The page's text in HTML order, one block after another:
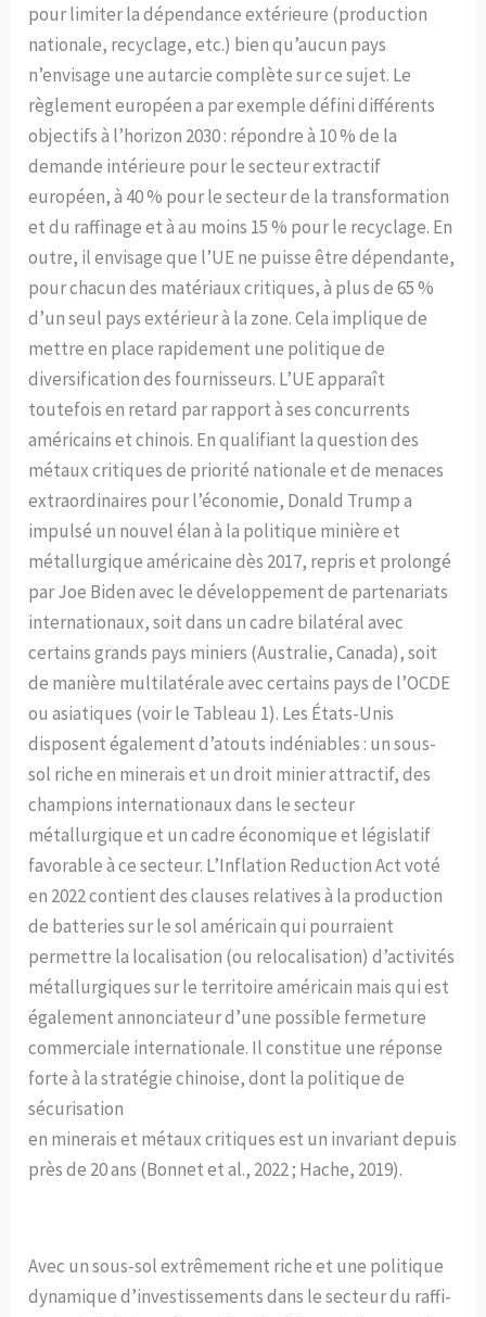
pour limiter la dépendance extérieure (production
nationale, recyclage, etc.) bien qu’aucun pays
n’envisage une autarcie complète sur ce sujet. Le
règlement européen a par exemple défini différents
objectifs à l’horizon 2030 : répondre à 10 % de la
demande intérieure pour le secteur extractif
européen, à 40 % pour le secteur de la transformation
et du raffinage et à au moins 15 % pourle recyclage. En
outre, il envisage que l’UE ne puisse être dépendante,
pour chacun des matériaux critiques, à plus de 65 %
d’un seul pays extérieur à la zone. Cela implique de
mettre en place rapidement une politique de
diversification des fournisseurs. L’UE apparaît
toutefois en retard par rapport à ses concurrents
américains et chinois. En qualifiant la question des
métaux critiques de priorité nationale et de menaces
extraordinaires pour l’économie, Donald Trump a
impulsé un nouvel élan à la politique minière et
métallurgique américaine dès 2017, repris et prolongé
par Joe Biden avec le développement de partenariats
internationaux, soit dans un cadre bilatéral avec
certains grands pays miniers (Australie, Canada), soit
de manière multilatérale avec certains pays de l’OCDE
ou asiatiques (voir le Tableau 1). Les États-Unis
disposent également d’atouts indéniables : un sous-
sol riche en minerais et un droit minier attractif, des
champions internationaux dans le secteur
métallurgique et un cadre économique et législatif
favorable à ce secteur. L’Inflation Reduction Act voté
en 2022 contient des clauses relatives à la production
de batteries sur le sol américain qui pourraient
permettre la localisation (ou relocalisation) d’activités
métallurgiques sur le territoire américain mais qui est
également annonciateur d’une possible fermeture
commerciale internationale. Il constitue une réponse
forte à la stratégie chinoise, dont la politique de
sécurisation
en minerais et métaux critiques est un invariant depuis
près de 20 ans (Bonnet et al., 2022 ; Hache, 2019).
Avec un sous-sol extrêmement riche et une politique
dynamique d’investissements dans le secteur du raffi-